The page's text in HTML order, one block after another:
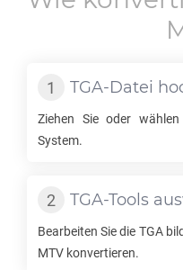
TGA-Datei
Ziehen Sie oder
System.
TGA-Tools
Bearbeiten Sie die TGA
MTV konvertieren.